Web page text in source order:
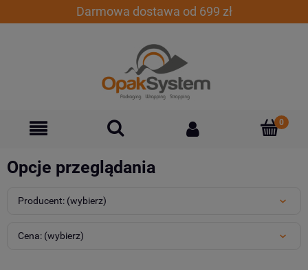
Darmowa dostawa od 699 zł
Opcje przeglądania
Producent: (wybierz)
Cena: (wybierz)